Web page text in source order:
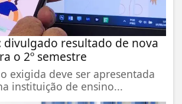
divulgado resultado de nova
o 2º semestre
exigida deve ser apresentada
instituição de ensino...